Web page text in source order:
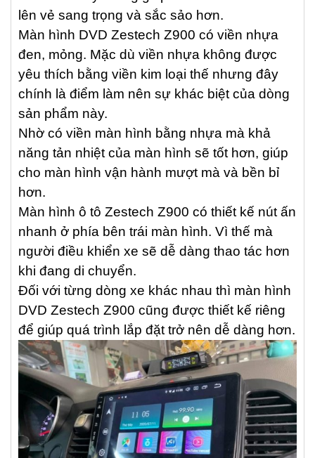
lên vẻ sang trọng và sắc sảo hơn.
Màn hình DVD Zestech Z900 có viền nhựa
đen, mỏng. Mặc dù viền nhựa không được
yêu thích bằng viền kim loại thế nhưng đây
chính là điểm làm nên sự khác biệt của dòng
sản phẩm này.
Nhờ có viền màn hình bằng nhựa mà khả
năng tản nhiệt của màn hình sẽ tốt hơn, giúp
cho màn hình vận hành mượt mà và bền bỉ
hơn.
Màn hình ô tô Zestech Z900 có thiết kế nút ấn
nhanh ở phía bên trái màn hình. Vì thế mà
người điều khiển xe sẽ dễ dàng thao tác hơn
khi đang di chuyển.
Đối với từng dòng xe khác nhau thì màn hình
DVD Zestech Z900 cũng được thiết kế riêng
để giúp quá trình lắp đặt trở nên dễ dàng hơn.